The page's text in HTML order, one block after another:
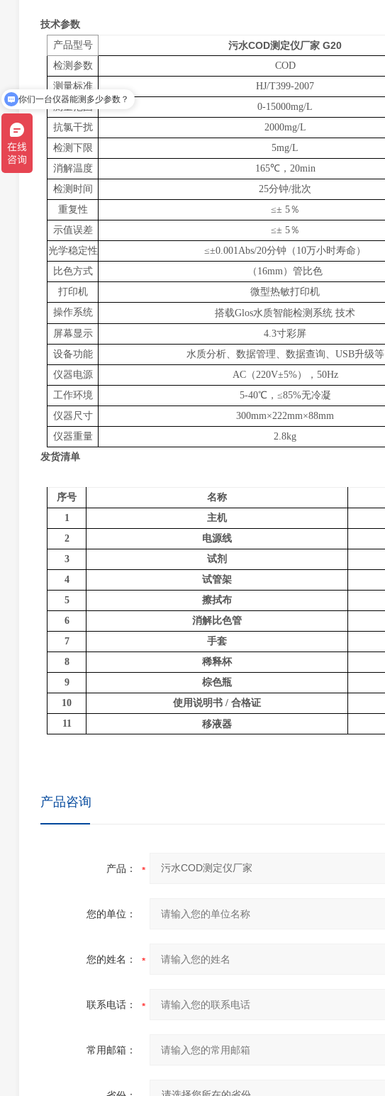
技术参数
产品型号
污水COD测定仪厂家 G20
检测参数
COD
测量标准
HJ/T399-2007
测量范围
0-15000mg/L
抗氯干扰
2000mg/L
检测下限
5mg/L
消解温度
165℃，20min
检测时间
25分钟/批次
重复性
≤± 5％
示值误差
≤± 5％
光学稳定性
≤±0.001Abs/20分钟（10万小时寿命）
比色方式
（16mm）管比色
打印机
微型热敏打印机
操作系统
搭载Glos水质智能检测系统技术
屏幕显示
4.3寸彩屏
设备功能
水质分析、数据管理、数据查询、USB升级等
仪器电源
AC（220V±5%），50Hz
工作环境
5-40℃，≤85%无冷凝
仪器尺寸
300mm×222mm×88mm
仪器重量
2.8kg
发货清单
序号 名称
1
主机
2
电源线
3
试剂
4
试管架
5
擦拭布
6
消解比色管
7
手套
8
稀释杯
9
棕色瓶
10
使用说明书 / 合格证
11
移液器
产品咨询
产品：
您的单位：
您的姓名：
联系电话：
常用邮箱：
你们一台仪器能测多少参数？